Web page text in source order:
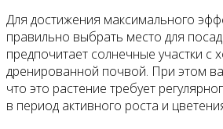
Для достижения максимального
правильно выбрать место для
предпочитает солнечные участки с
дренированной почвой. При этом
что это растение требует
в период активного роста и